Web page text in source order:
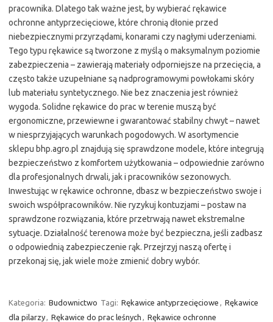
pracownika. Dlatego tak ważne jest, by wybierać rękawice
ochronne antyprzecięciowe, które chronią dłonie przed
niebezpiecznymi przyrządami, konarami czy nagłymi uderzeniami.
Tego typu rękawice są tworzone z myślą o maksymalnym poziomie
zabezpieczenia – zawierają materiały odporniejsze na przecięcia, a
często także uzupełniane są nadprogramowymi powłokami skóry
lub materiału syntetycznego. Nie bez znaczenia jest również
wygoda. Solidne rękawice do prac w terenie muszą być
ergonomiczne, przewiewne i gwarantować stabilny chwyt – nawet
w niesprzyjających warunkach pogodowych. W asortymencie
sklepu bhp.agro.pl znajdują się sprawdzone modele, które integrują
bezpieczeństwo z komfortem użytkowania – odpowiednie zarówno
dla profesjonalnych drwali, jak i pracowników sezonowych.
Inwestując w rękawice ochronne, dbasz w bezpieczeństwo swoje i
swoich współpracowników. Nie ryzykuj kontuzjami – postaw na
sprawdzone rozwiązania, które przetrwają nawet ekstremalne
sytuacje. Działalność terenowa może być bezpieczna, jeśli zadbasz
o odpowiednią zabezpieczenie rąk. Przejrzyj naszą ofertę i
przekonaj się, jak wiele może zmienić dobry wybór.
Kategoria: Budownictwo Tagi: Rękawice antyprzecięciowe , Rękawice
dla pilarzy, Rękawice do prac leśnych , Rękawice ochronne